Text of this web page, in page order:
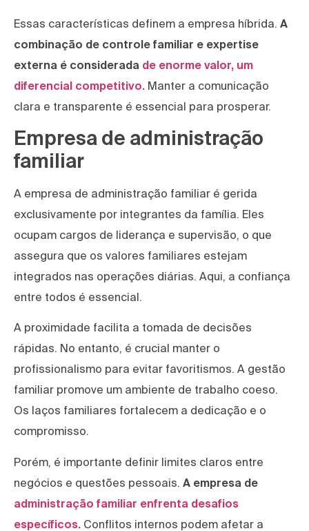
Essas características definem a empresa híbrida. A
combinação de controle familiar e expertise
externa é considerada de enorme valor, um
diferencial competitivo. Manter a comunicação
clara e transparente é essencial para prosperar.
Empresa de administração
familiar
A empresa de administração familiar é gerida
exclusivamente por integrantes da família. Eles
ocupam cargos de liderança e supervisão, o que
assegura que os valores familiares estejam
integrados nas operações diárias. Aqui, a confiança
entre todos é essencial.
A proximidade facilita a tomada de decisões
rápidas. No entanto, é crucial manter o
profissionalismo para evitar favoritismos. A gestão
familiar promove um ambiente de trabalho coeso.
Os laços familiares fortalecem a dedicação e o
compromisso.
Porém, é importante definir limites claros entre
negócios e questões pessoais. A empresa de
administração familiar enfrenta desafios
específicos. Conflitos internos podem afetar a